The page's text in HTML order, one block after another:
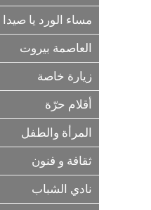
مساء الورد يا صيدا
العاصمة بيروت
زيارة خاصة
أقلام حرّة
المرأة والطفل
ثقافة و فنون
نادي الشباب